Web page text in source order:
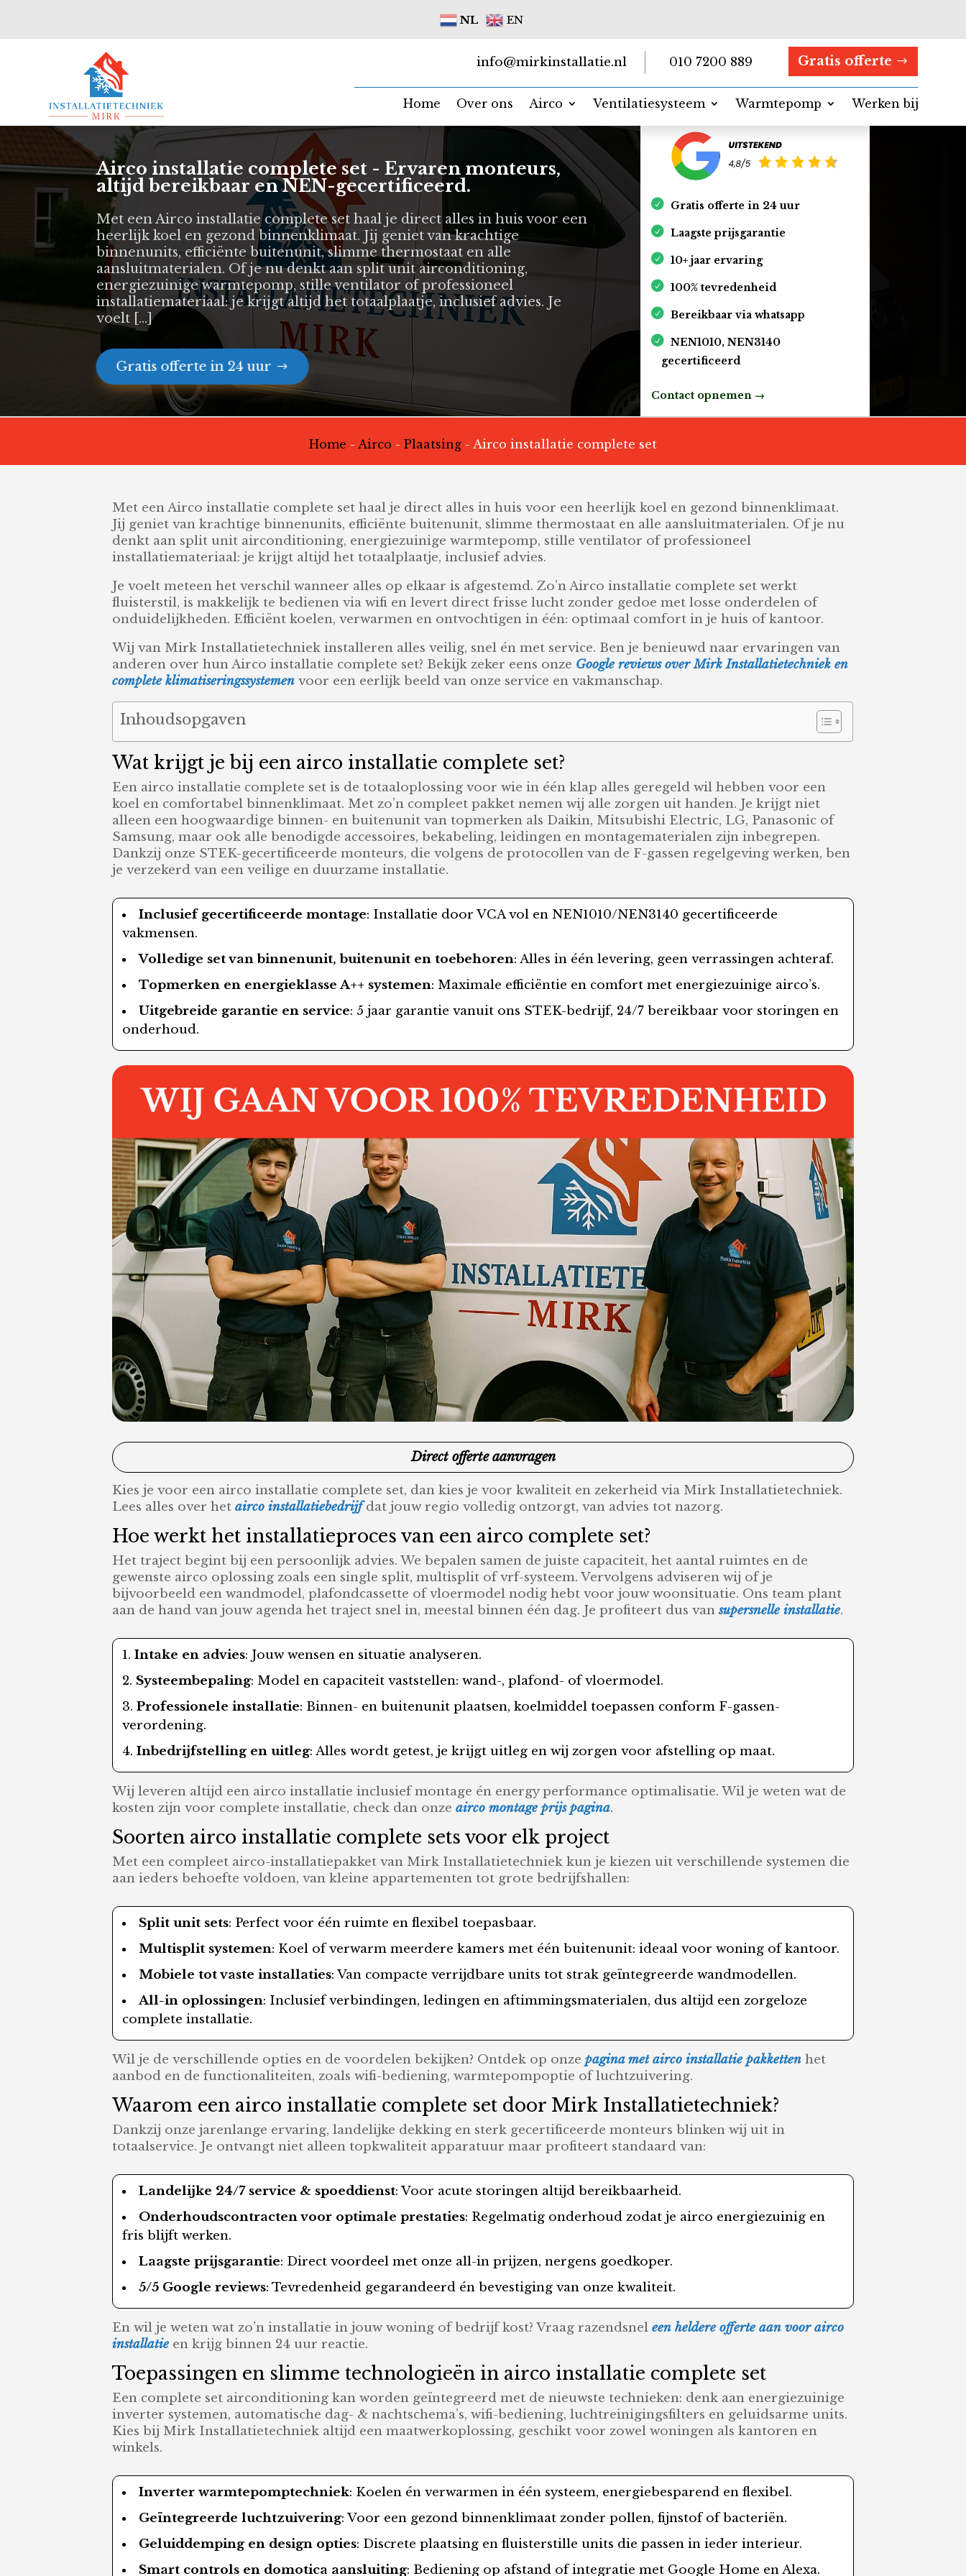
NL EN
Gratis offerte
010 7200 889
info@mirkinstallatie.nl
Home Over ons Airco Ventilatiesysteem Warmtepomp
Werken bij
Airco installatie complete set - Ervaren monteurs,
altijd bereikbaar en NEN-gecertificeerd.
Met een Airco installatie complete set haal je direct alles in huis voor een
heerlijk koel en gezond binnenklimaat. Jij geniet van krachtige
binnenunits, efficiënte buitenunit, slimme thermostaat en alle
aansluitmaterialen. Of je nu denkt aan split unit airconditioning,
energiezuinige warmtepomp, stille ventilator of professioneel
installatiemateriaal: je krijgt altijd het totaalplaatje, inclusief advies. Je
voelt […]
Gratis offerte in 24 uur
Gratis offerte in 24 uur
Laagste prijsgarantie
10+ jaar ervaring
100% tevredenheid
Bereikbaar via whatsapp
NEN1010, NEN3140
gecertificeerd
Contact opnemen →
Home - Airco - Plaatsing - Airco installatie complete set
Met een Airco installatie complete set haal je direct alles in huis voor een heerlijk koel en gezond binnenklimaat.
Jij geniet van krachtige binnenunits, efficiënte buitenunit, slimme thermostaat en alle aansluitmaterialen. Of je nu
denkt aan split unit airconditioning, energiezuinige warmtepomp, stille ventilator of professioneel
installatiemateriaal: je krijgt altijd het totaalplaatje, inclusief advies.
Je voelt meteen het verschil wanneer alles op elkaar is afgestemd. Zo’n Airco installatie complete set werkt
fluisterstil, is makkelijk te bedienen via wifi en levert direct frisse lucht zonder gedoe met losse onderdelen of
onduidelijkheden. Efficiënt koelen, verwarmen en ontvochtigen in één: optimaal comfort in je huis of kantoor.
Wij van Mirk Installatietechniek installeren alles veilig, snel én met service. Ben je benieuwd naar ervaringen van
anderen over hun Airco installatie complete set? Bekijk zeker eens onze Google reviews over Mirk Installatietechniek en
complete klimatiseringssystemen voor een eerlijk beeld van onze service en vakmanschap.
Inhoudsopgaven
Wat krijgt je bij een airco installatie complete set?
Een airco installatie complete set is de totaaloplossing voor wie in één klap alles geregeld wil hebben voor een
koel en comfortabel binnenklimaat. Met zo’n compleet pakket nemen wij alle zorgen uit handen. Je krijgt niet
alleen een hoogwaardige binnen- en buitenunit van topmerken als Daikin, Mitsubishi Electric, LG, Panasonic of
Samsung, maar ook alle benodigde accessoires, bekabeling, leidingen en montagematerialen zijn inbegrepen.
Dankzij onze STEK-gecertificeerde monteurs, die volgens de protocollen van de F-gassen regelgeving werken, ben
je verzekerd van een veilige en duurzame installatie.
Inclusief gecertificeerde montage: Installatie door VCA vol en NEN1010/NEN3140 gecertificeerde
vakmensen.
Volledige set van binnenunit, buitenunit en toebehoren: Alles in één levering, geen verrassingen achteraf.
Topmerken en energieklasse A++ systemen: Maximale efficiëntie en comfort met energiezuinige airco’s.
Uitgebreide garantie en service: 5 jaar garantie vanuit ons STEK-bedrijf, 24/7 bereikbaar voor storingen en
onderhoud.
Direct offerte aanvragen
Kies je voor een airco installatie complete set, dan kies je voor kwaliteit en zekerheid via Mirk Installatietechniek.
Lees alles over hetairco installatiebedrijfdat jouw regio volledig ontzorgt, van advies tot nazorg.
Hoe werkt het installatieproces van een airco complete set?
Het traject begint bij een persoonlijk advies. We bepalen samen de juiste capaciteit, het aantal ruimtes en de
gewenste airco oplossing zoals een single split, multisplit of vrf-systeem. Vervolgens adviseren wij of je
bijvoorbeeld een wandmodel, plafondcassette of vloermodel nodig hebt voor jouw woonsituatie. Ons team plant
aan de hand van jouw agenda het traject snel in, meestal binnen één dag. Je profiteert dus vansupersnelle installatie.
Intake en advies: Jouw wensen en situatie analyseren.
Systeembepaling: Model en capaciteit vaststellen: wand-, plafond- of vloermodel.
Professionele installatie: Binnen- en buitenunit plaatsen, koelmiddel toepassen conform F-gassen-
verordening.
Inbedrijfstelling en uitleg: Alles wordt getest, je krijgt uitleg en wij zorgen voor afstelling op maat.
Wij leveren altijd een airco installatie inclusief montage én energy performance optimalisatie. Wil je weten wat de
kosten zijn voor complete installatie, check dan onzeairco montage prijs pagina.
Soorten airco installatie complete sets voor elk project
Met een compleet airco-installatiepakket van Mirk Installatietechniek kun je kiezen uit verschillende systemen die
aan ieders behoefte voldoen, van kleine appartementen tot grote bedrijfshallen:
Split unit sets: Perfect voor één ruimte en flexibel toepasbaar.
Multisplit systemen: Koel of verwarm meerdere kamers met één buitenunit: ideaal voor woning of kantoor.
Mobiele tot vaste installaties: Van compacte verrijdbare units tot strak geïntegreerde wandmodellen.
All-in oplossingen: Inclusief verbindingen, ledingen en aftimmingsmaterialen, dus altijd een zorgeloze
complete installatie.
Wil je de verschillende opties en de voordelen bekijken? Ontdek op onzepagina met airco installatie pakketten het
aanbod en de functionaliteiten, zoals wifi-bediening, warmtepompoptie of luchtzuivering.
Waarom een airco installatie complete set door Mirk Installatietechniek?
Dankzij onze jarenlange ervaring, landelijke dekking en sterk gecertificeerde monteurs blinken wij uit in
totaalservice. Je ontvangt niet alleen topkwaliteit apparatuur maar profiteert standaard van:
Landelijke 24/7 service & spoeddienst: Voor acute storingen altijd bereikbaarheid.
Onderhoudscontracten voor optimale prestaties: Regelmatig onderhoud zodat je airco energiezuinig en
fris blijft werken.
Laagste prijsgarantie: Direct voordeel met onze all-in prijzen, nergens goedkoper.
5/5 Google reviews: Tevredenheid gegarandeerd én bevestiging van onze kwaliteit.
En wil je weten wat zo’n installatie in jouw woning of bedrijf kost? Vraag razendsneleen heldere offerte aan voor airco
installatieen krijg binnen 24 uur reactie.
Toepassingen en slimme technologieën in airco installatie complete set
Een complete set airconditioning kan worden geïntegreerd met de nieuwste technieken: denk aan energiezuinige
inverter systemen, automatische dag- & nachtschema’s, wifi-bediening, luchtreinigingsfilters en geluidsarme units.
Kies bij Mirk Installatietechniek altijd een maatwerkoplossing, geschikt voor zowel woningen als kantoren en
winkels.
Inverter warmtepomptechniek: Koelen én verwarmen in één systeem, energiebesparend en flexibel.
Geïntegreerde luchtzuivering: Voor een gezond binnenklimaat zonder pollen, fijnstof of bacteriën.
Geluiddemping en design opties: Discrete plaatsing en fluisterstille units die passen in ieder interieur.
Smart controls en domotica aansluiting: Bediening op afstand of integratie met Google Home en Alexa.